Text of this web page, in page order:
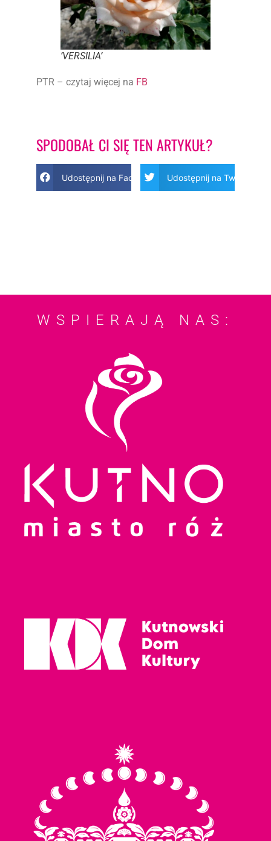
’VERSILIA’
PTR – czytaj więcej na FB
SPODOBAŁ CI SIĘ TEN ARTYKUŁ?
Udostępnij na Facebook Udostępnij na Twitter
WSPIERAJĄ NAS: